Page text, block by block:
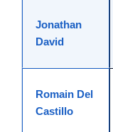
Jonathan
David
Romain Del
Castillo